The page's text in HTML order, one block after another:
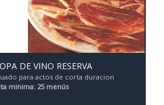
DE VINO RESERVA
para actos de corta duracion
minima: 25 menús